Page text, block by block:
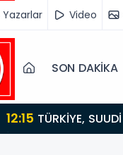
Yazarlar Video
SON DAKİKA
12:15
İMZALANDI!